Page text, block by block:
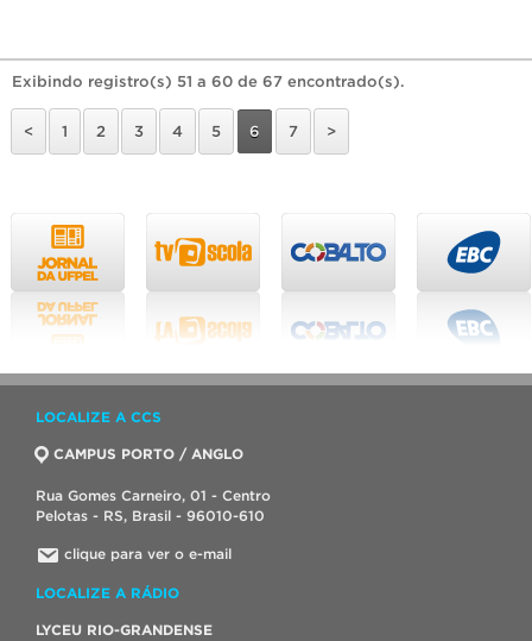
Exibindo registro(s) 51 a 60 de 67 encontrado(s).
< 1 2 3 4 5 6 7 >
LOCALIZE A CCS
CAMPUS PORTO / ANGLO
Rua Gomes Carneiro, 01 - Centro
Pelotas - RS, Brasil - 96010-610
clique para ver o e-mail
LOCALIZE A RÁDIO
LYCEU RIO-GRANDENSE